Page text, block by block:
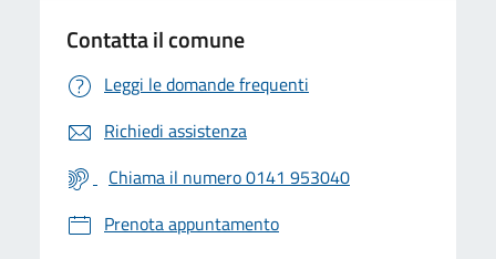
Contatta il comune
Leggi le domande frequenti
Richiedi assistenza
Chiama il numero 0141 953040
Prenota appuntamento